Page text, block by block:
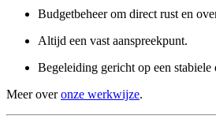
Budgetbeheer om direct rust en
Altijd een vast aanspreekpunt.
Begeleiding gericht op een
Meer overonze werkwijze.